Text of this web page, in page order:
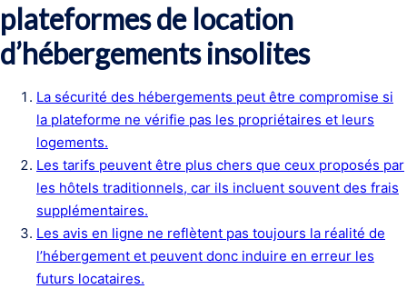
plateformes de location
d’hébergements insolites
La sécurité des hébergements peut être compromise si
la plateforme ne vérifie pas les propriétaires et leurs
logements.
Les tarifs peuvent être plus chers que ceux proposés par
les hôtels traditionnels, car ils incluent souvent des frais
supplémentaires.
Les avis en ligne ne reflètent pas toujours la réalité de
l’hébergement et peuvent donc induire en erreur les
futurs locataires.